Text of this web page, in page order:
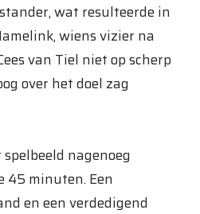
wat resulteerde in
wiens vizier na
van Tiel niet op scherp
over het doel zag
nagenoeg
45 minuten. Een
en een verdedigend